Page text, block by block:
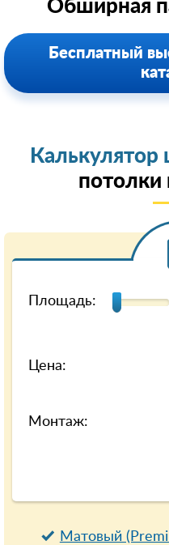
Обширная
Бесплатный
Калькулятор
потолки
Площадь:
Цена:
Монтаж:
Матовый